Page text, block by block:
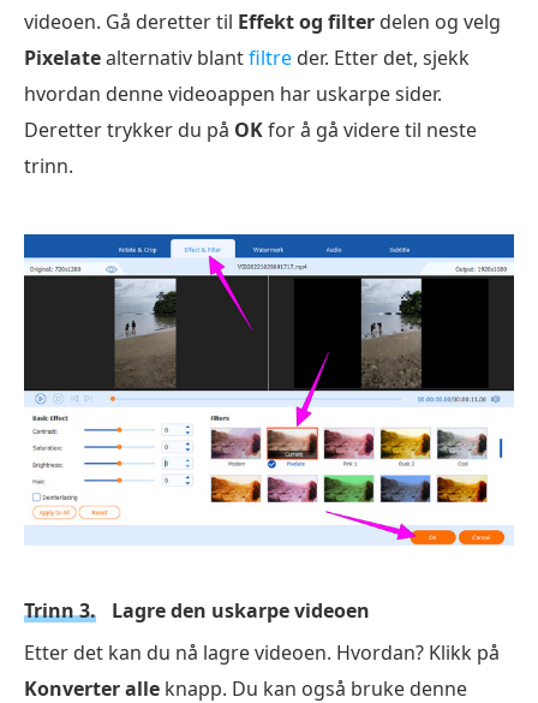
videoen. Gå deretter til Effekt og filter delen og velg
Pixelatealternativ blantfiltre der. Etter det, sjekk
hvordan denne videoappen har uskarpe sider.
Deretter trykker du på OKfor å gå videre til neste
trinn.
Trinn 3.
Lagre den uskarpe videoen
Etter det kan du nå lagre videoen. Hvordan? Klikk på
Konverter alle knapp. Du kan også bruke denne